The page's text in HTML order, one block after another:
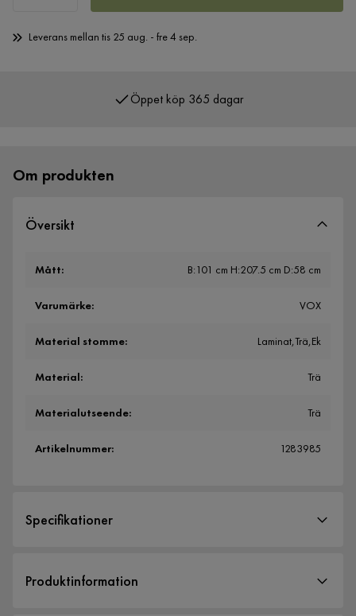
Leverans mellan tis 25 aug. - fre 4 sep.
Över 400 000 nöjda kunder
Om produkten
Översikt
Mått: B:101 cm H:207.5 cm D:58 cm
Varumärke: VOX
Material stomme: Laminat,Trä,Ek
Material: Trä
Materialutseende: Trä
Artikelnummer: 1283985
Specifikationer
Storlek
Produktinformation